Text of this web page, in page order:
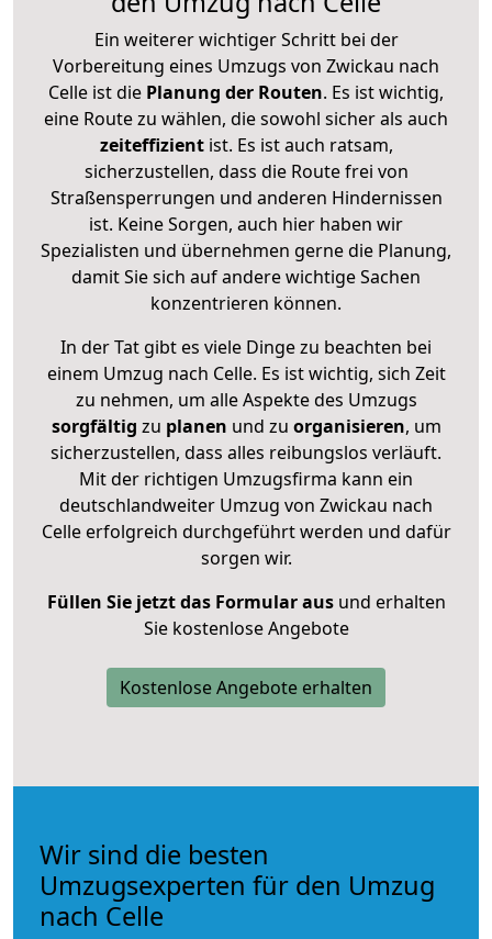
Ein weiterer wichtiger Schritt bei der
Vorbereitung eines Umzugs von Zwickau nach
Celle ist die Planung der Routen. Es ist wichtig,
eine Route zu wählen, die sowohl sicher als auch
zeiteffizientist. Es ist auch ratsam,
sicherzustellen, dass die Route frei von
Straßensperrungen und anderen Hindernissen
ist. Keine Sorgen, auch hier haben wir
Spezialisten und übernehmen gerne die Planung,
damit Sie sich auf andere wichtige Sachen
konzentrieren können.
In der Tat gibt es viele Dinge zu beachten bei
einem Umzug nach Celle. Es ist wichtig, sich Zeit
zu nehmen, um alle Aspekte des Umzugs
sorgfältig zu planen und zu organisieren, um
sicherzustellen, dass alles reibungslos verläuft.
Mit der richtigen Umzugsfirma kann ein
deutschlandweiter Umzug von Zwickau nach
Celle erfolgreich durchgeführt werden und dafür
sorgen wir.
Füllen Sie jetzt das Formular ausund erhalten
Sie kostenlose Angebote
Kostenlose Angebote erhalten
Wir sind die besten
Umzugsexperten für den Umzug
nach Celle